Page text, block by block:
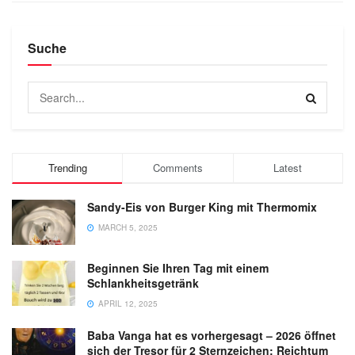
Suche
Trending Comments Latest
Sandy-Eis von Burger King mit Thermomix
MARCH 5, 2025
Beginnen Sie Ihren Tag mit einem
Schlankheitsgetränk
APRIL 12, 2025
Baba Vanga hat es vorhergesagt – 2026 öffnet
sich der Tresor für 2 Sternzeichen: Reichtum